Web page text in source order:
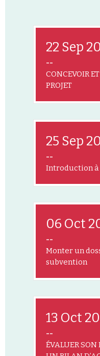
22 Sep
--
CONCEVOIR
PROJET
25 Sep
--
Introduction
06 Oct
--
Monter un
subvention
13 Oct
--
ÉVALUER SON